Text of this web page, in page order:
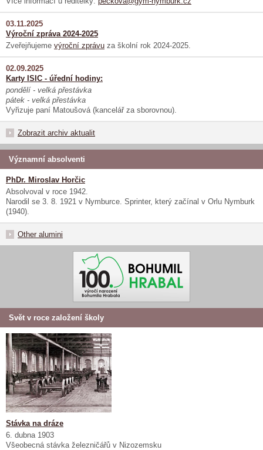
03.11.2025
Výroční zpráva 2024-2025
Zveřejňujeme výroční zprávu za školní rok 2024-2025.
02.09.2025
Karty ISIC - úřední hodiny:
pondělí - velká přestávka
pátek - velká přestávka
Vyřizuje paní Matoušová (kancelář za sborovnou).
Zobrazit archiv aktualit
Významní absolventi
PhDr. Miroslav Horčic
Absolvoval v roce 1942.
Narodil se 3. 8. 1921 v Nymburce. Sprinter, který začínal v Orlu Nymburk
(1940).
Other alumini
Svět v roce založení školy
Stávka na dráze
6. dubna 1903
Všeobecná stávka železničářů v Nizozemsku